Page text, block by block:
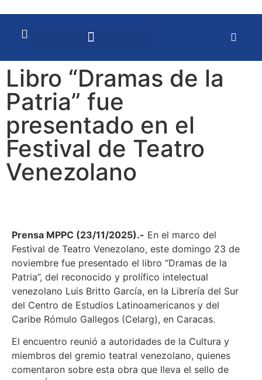
Libro “Dramas de la
Patria” fue
presentado en el
Festival de Teatro
Venezolano
Prensa MPPC (23/11/2025).- En el marco del
Festival de Teatro Venezolano, este domingo 23 de
noviembre fue presentado el libro “Dramas de la
Patria”, del reconocido y prolífico intelectual
venezolano Luis Britto García, en la Librería del Sur
del Centro de Estudios Latinoamericanos y del
Caribe Rómulo Gallegos (Celarg), en Caracas.
El encuentro reunió a autoridades de la Cultura y
miembros del gremio teatral venezolano, quienes
comentaron sobre esta obra que lleva el sello de